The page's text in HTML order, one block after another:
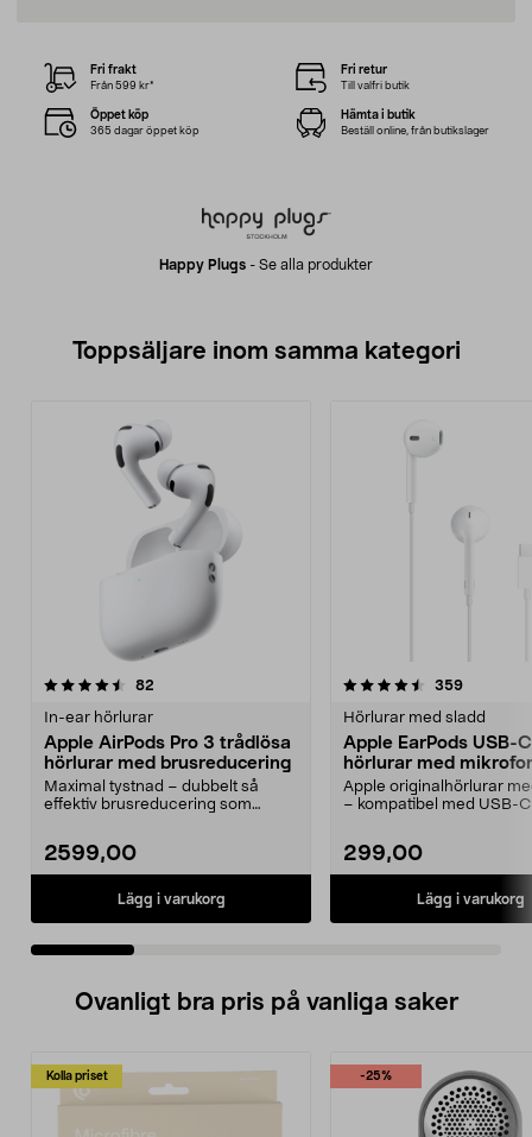
Happy Plugs - Se alla produkter
Fri frakt
Från 599 kr*
Fri retur
Till valfri butik
Öppet köp
365 dagar öppet köp
Hämta i butik
Beställ online, från butikslager
Toppsäljare inom samma kategori
82
In-ear hörlurar
Apple AirPods Pro 3 trådlösa
hörlurar med brusreducering
Maximal tystnad – dubbelt så
effektiv brusreducering som
2599,00
Lägg i varukorg
4.5 av 5 stjärnor 359
Hörlurar med sladd
Apple EarPods USB-
hörlurar med
Apple originalhörlurar
– kompatibel med USB-
299,00
Lägg i varukorg
4.5 av 5 stjärnor
Ovanligt bra pris på vanliga saker
Kolla priset -25%